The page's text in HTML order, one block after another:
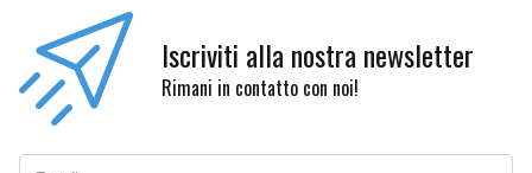
Iscriviti alla nostra newsletter
Rimani in contatto con noi!